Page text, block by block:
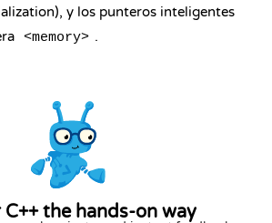
y los punteros inteligentes
<memory> .
C++ the hands-on way